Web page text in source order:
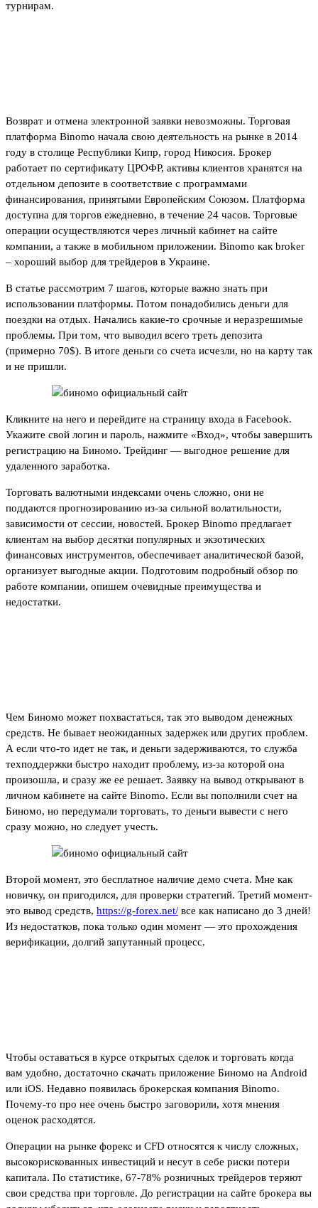
турнирам.
Возврат и отмена электронной заявки невозможны. Торговая
платформа Binomo начала свою деятельность на рынке в 2014
году в столице Республики Кипр, город Никосия. Брокер
работает по сертификату ЦРОФР, активы клиентов хранятся на
отдельном депозите в соответствие с программами
финансирования, принятыми Европейским Союзом. Платформа
доступна для торгов ежедневно, в течение 24 часов. Торговые
операции осуществляются через личный кабинет на сайте
компании, а также в мобильном приложении. Binomo как broker
– хороший выбор для трейдеров в Украине.
В статье рассмотрим 7 шагов, которые важно знать при
использовании платформы. Потом понадобились деньги для
поездки на отдых. Начались какие-то срочные и неразрешимые
проблемы. При том, что выводил всего треть депозита
(примерно 70$). В итоге деньги со счета исчезли, но на карту так
и не пришли.
Кликните на него и перейдите на страницу входа в Facebook.
Укажите свой логин и пароль, нажмите «Вход», чтобы завершить
регистрацию на Биномо. Трейдинг — выгодное решение для
удаленного заработка.
Торговать валютными индексами очень сложно, они не
поддаются прогнозированию из-за сильной волатильности,
зависимости от сессии, новостей. Брокер Binomo предлагает
клиентам на выбор десятки популярных и экзотических
финансовых инструментов, обеспечивает аналитической базой,
организует выгодные акции. Подготовим подробный обзор по
работе компании, опишем очевидные преимущества и
недостатки.
Чем Биномо может похвастаться, так это выводом денежных
средств. Не бывает неожиданных задержек или других проблем.
А если что-то идет не так, и деньги задерживаются, то служба
техподдержки быстро находит проблему, из-за которой она
произошла, и сразу же ее решает. Заявку на вывод открывают в
личном кабинете на сайте Binomo. Если вы пополнили счет на
Биномо, но передумали торговать, то деньги вывести с него
сразу можно, но следует учесть.
Второй момент, это бесплатное наличие демо счета. Мне как
новичку, он пригодился, для проверки стратегий. Третий момент-
это вывод средств, https://g-forex.net/ все как написано до 3 дней!
Из недостатков, пока только один момент — это прохождения
верификации, долгий запутанный процесс.
Чтобы оставаться в курсе открытых сделок и торговать когда
вам удобно, достаточно скачать приложение Биномо на Android
или iOS. Недавно появилась брокерская компания Binomo.
Почему-то про нее очень быстро заговорили, хотя мнения
оценок расходятся.
Операции на рынке форекс и CFD относятся к числу сложных,
высокорискованных инвестиций и несут в себе риски потери
капитала. По статистике, 67-78% розничных трейдеров теряют
свои средства при торговле. До регистрации на сайте брокера вы